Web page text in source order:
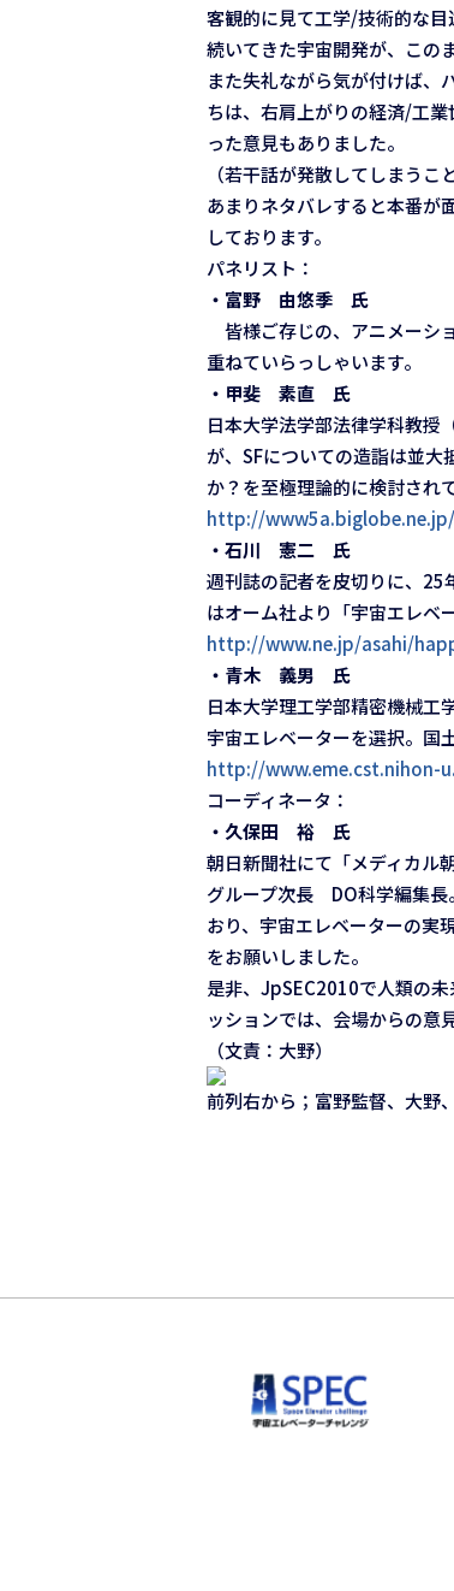
客観的に見て工学/技術的な
続いてきた宇宙開発が、この
また失礼ながら気が付けば、
ちは、右肩上がりの経済/工
った意見もありました。
（若干話が発散してしまう
あまりネタバレすると本番が
しております。
パネリスト：
・富野 由悠季 氏
皆様ご存じの、アニメーシ
重ねていらっしゃいます。
・甲斐 素直 氏
日本大学法学部法律学科教授
が、SFについての造詣は並
か？を至極理論的に検討され
http://
・石川 憲二 氏
週刊誌の記者を皮切りに、25
はオーム社より「宇宙エレベ
http://www.ne.jp/asahi/
・青木 義男 氏
日本大学理工学部精密機械工
宇宙エレベーターを選択。国
http://www.eme.cst.nihon-
コーディネータ：
・久保田 裕 氏
朝日新聞社にて「メディカル
グループ次長 DO科学編集長
おり、宇宙エレベーターの実
をお願いしました。
是非、JpSEC2010で人類の
ッションでは、会場からの意
（文責：大野）
前列右から；富野監督、大野